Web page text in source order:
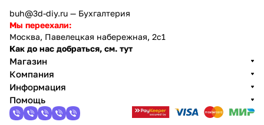
buh@3d-diy.ru — Бухгалтерия
Мы переехали:
Москва, Павелецкая набережная, 2с1
Как до нас добраться, см. тут
Магазин
Компания
Информация
Помощь